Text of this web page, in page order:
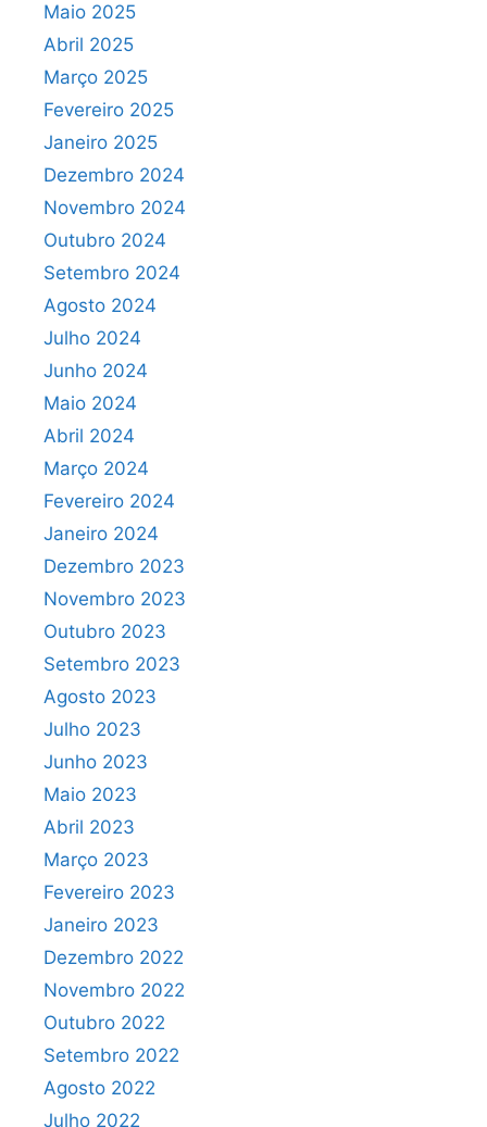
Maio 2025
Abril 2025
Março 2025
Fevereiro 2025
Janeiro 2025
Dezembro 2024
Novembro 2024
Outubro 2024
Setembro 2024
Agosto 2024
Julho 2024
Junho 2024
Maio 2024
Abril 2024
Março 2024
Fevereiro 2024
Janeiro 2024
Dezembro 2023
Novembro 2023
Outubro 2023
Setembro 2023
Agosto 2023
Julho 2023
Junho 2023
Maio 2023
Abril 2023
Março 2023
Fevereiro 2023
Janeiro 2023
Dezembro 2022
Novembro 2022
Outubro 2022
Setembro 2022
Agosto 2022
Julho 2022